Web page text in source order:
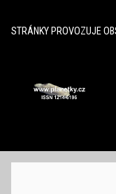
STRÁNKY PROVOZUJE